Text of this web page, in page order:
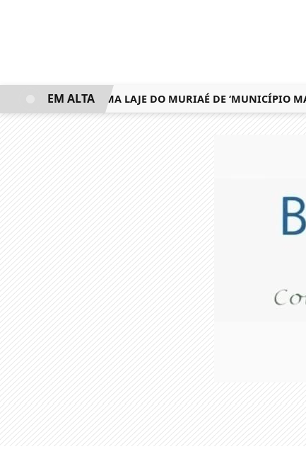
FEDERAL CHAMA LAJE DO MURIAÉ DE ‘MUNICÍPIO MAIS
EM ALTA